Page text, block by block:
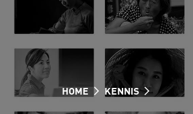
HOME KENNIS